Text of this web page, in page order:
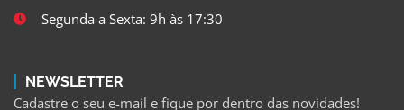
Segunda a Sexta: 9h às 17:30
NEWSLETTER
Cadastre o seu e-mail e fique por dentro das novidades!